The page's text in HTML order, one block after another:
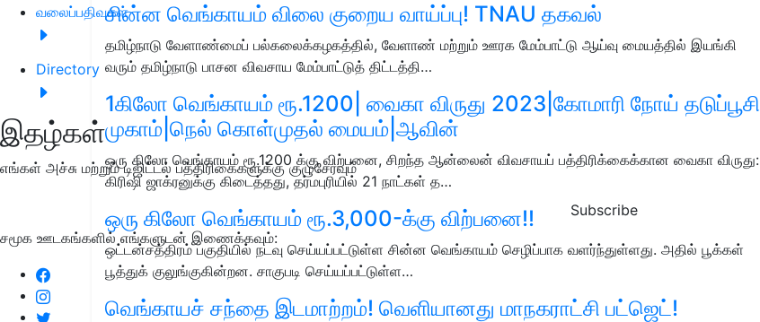
வலைப்பதிவுகள்
Directory
இதழ்கள்
எங்கள் அச்சு மற்றும் டிஜிட்டல் பத்திரிகைகளுக்கு குழுசேரவும்
Subscribe
சமூக ஊடகங்களில் எங்களுடன் இணைக்கவும்:
சின்ன வெங்காயம்‌ விலை குறைய வாய்ப்பு! TNAU தகவல்
தமிழ்நாடு வேளாண்மைப்‌ பல்கலைக்கழகத்தில்‌, வேளாண்‌ மற்றும்‌ ஊரக மேம்பாட்டு ஆய்வு மையத்தில்‌ இயங்கி
வரும்‌ தமிழ்நாடு பாசன விவசாய மேம்பாட்டுத்‌ திட்டத்தி…
1கிலோ வெங்காயம் ரூ.1200| வைகா விருது 2023|கோமாரி நோய் தடுப்பூசி
முகாம்|நெல் கொள்முதல் மையம்|ஆவின்
ஒரு கிலோ வெங்காயம் ரூ.1200 க்கு விற்பனை, சிறந்த ஆன்லைன் விவசாயப் பத்திரிக்கைக்கான வைகா விருது:
கிரிஷி ஜாக்ரனுக்கு கிடைத்தது, தர்மபுரியில் 21 நாட்கள் த…
ஒரு கிலோ வெங்காயம் ரூ.3,000-க்கு விற்பனை!!
ஒட்டன்சத்திரம் பகுதியில் நடவு செய்யப்பட்டுள்ள சின்ன வெங்காயம் செழிப்பாக வளர்ந்துள்ளது. அதில் பூக்கள்
பூத்துக் குலுங்குகின்றன. சாகுபடி செய்யப்பட்டுள்ள…
வெங்காயச் சந்தை இடமாற்றம்! வெளியானது மாநகராட்சி பட்ஜெட்!